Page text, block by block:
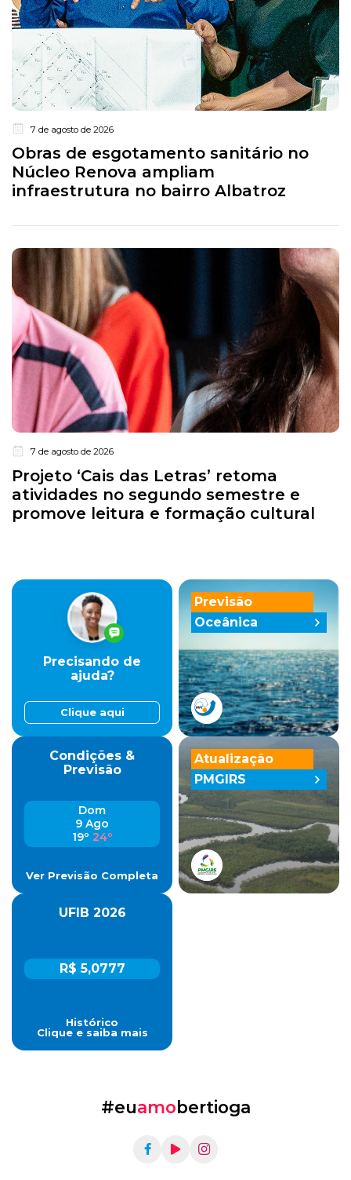
7 de agosto de 2026
Obras de esgotamento sanitário no
Núcleo Renova ampliam
infraestrutura no bairro Albatroz
7 de agosto de 2026
Projeto ‘Cais das Letras’ retoma
atividades no segundo semestre e
promove leitura e formação cultural
Previsão
Oceânica
Precisando de
ajuda?
Clique aqui
Condições &
Previsão
Dom
9 Ago
19º 24º
Ver Previsão Completa
UFIB 2026
R$ 5,0777
Histórico
Clique e saiba mais
Atualização
PMGIRS
#euamobertioga